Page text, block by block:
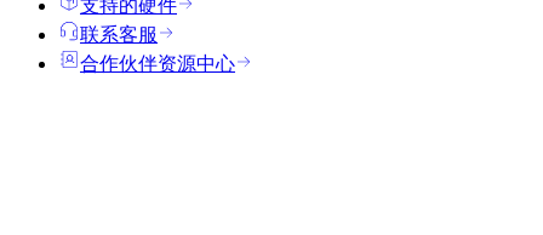
支持的硬件
联系客服
合作伙伴资源中心